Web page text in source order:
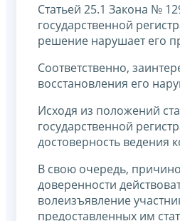
Статьей 25.1 Закона №
государственной
решение нарушает его
Соответственно,
восстановления его
Исходя из положений
государственной
достоверность ведения
В свою очередь,
доверенности
волеизъявление
предоставленных им